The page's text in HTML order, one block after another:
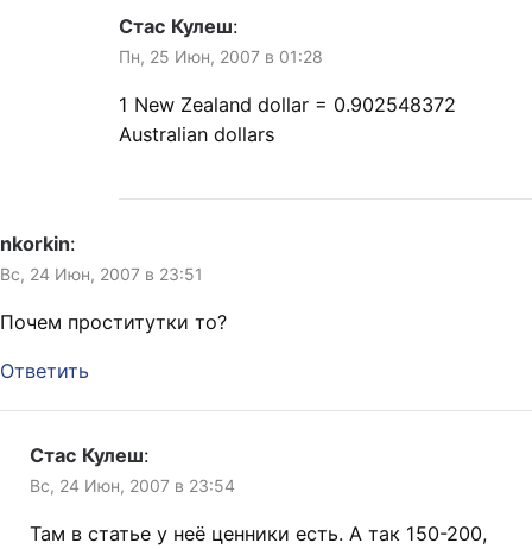
Стас Кулеш:
Пн, 25 Июн, 2007 в 01:28
1 New Zealand dollar = 0.902548372
Australian dollars
nkorkin:
Вс, 24 Июн, 2007 в 23:51
Почем проститутки то?
Ответить
Стас Кулеш:
Вс, 24 Июн, 2007 в 23:54
Там в статье у неё ценники есть. А так 150-200,